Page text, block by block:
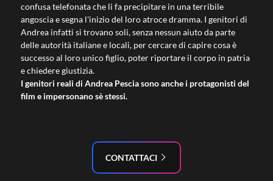
confusa telefonata che li fa precipitare in una terribile
angoscia e segna l'inizio del loro atroce dramma. I genitori di
Andrea infatti si trovano soli, senza nessun aiuto da parte
delle autorità italiane e locali, per cercare di capire cosa è
successo al loro unico figlio, poter riportare il corpo in patria
e chiedere giustizia.
I genitori reali di Andrea Pescia sono anche i protagonisti del
film e impersonano sè stessi.
CONTATTACI